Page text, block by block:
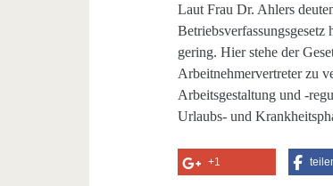
Laut Frau Dr. Ahlers
gering. Hier stehe der
Arbeitnehmervertreter zu
Arbeitsgestaltung und -
Urlaubs- und
+1